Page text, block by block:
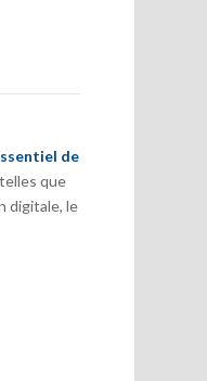
de
que
digitale, le